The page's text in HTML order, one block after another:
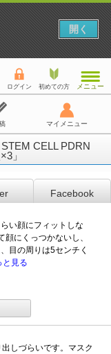
ログイン 初めての方 メニュー
マイメニュー
CELL PDRN
」
Facebook
い顔にフィットしな
にくっつかないし、
目の周りは5センチく
見る
しづらいです。マスク
開く